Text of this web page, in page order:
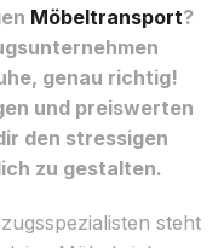
Möbeltransport?
genau richtig!
und preiswerten
den stressigen
zu gestalten.
steht